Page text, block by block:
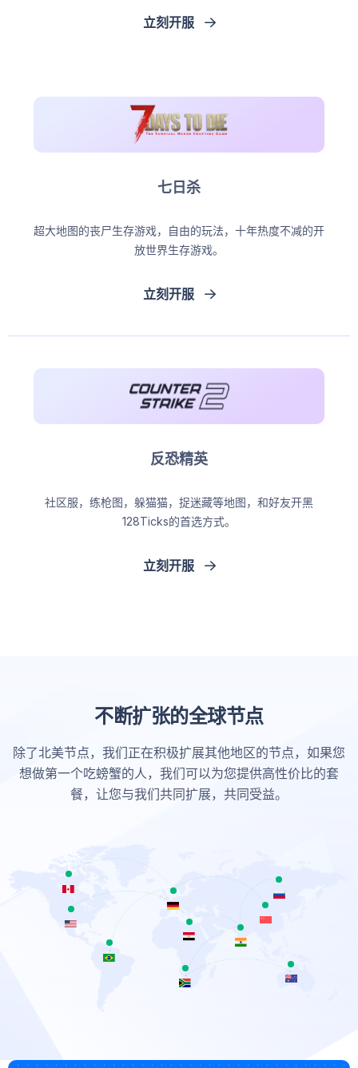
立刻开服
七日杀
超大地图的丧尸生存游戏，自由的玩法，十年热度不减的开
放世界生存游戏。
立刻开服
反恐精英
社区服，练枪图，躲猫猫，捉迷藏等地图，和好友开黑
128Ticks的首选方式。
立刻开服
不断扩张的全球节点
除了北美节点，我们正在积极扩展其他地区的节点，如果您
想做第一个吃螃蟹的人，我们可以为您提供高性价比的套
餐，让您与我们共同扩展，共同受益。